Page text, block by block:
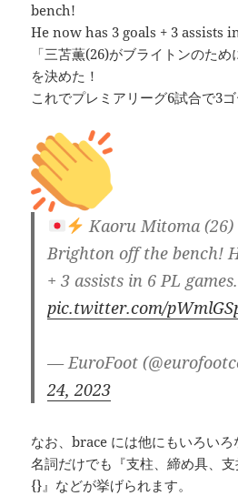
bench!
He now has 3 goals + 3 assists
「三苫薫(26)がブライトンのた
を決めた！
これでプレミアリーグ6試合で3ゴ
Kaoru Mitoma
Brighton off the bench!
+ 3 assists in 6 PL games.
pic.twitter.com/
— EuroFoot
24, 2023
なお、brace には他にもいろいろ
名詞だけでも『支柱、締め具、
{}』などが挙げられます。